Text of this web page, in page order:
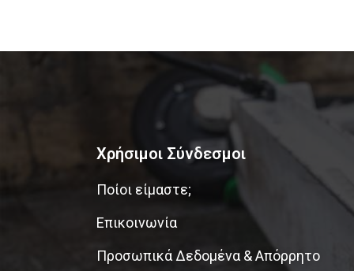
Χρήσιμοι Σύνδεσμοι
Ποίοι είμαστε;
Επικοινωνία
Προσωπικά Δεδομένα & Απόρρητο